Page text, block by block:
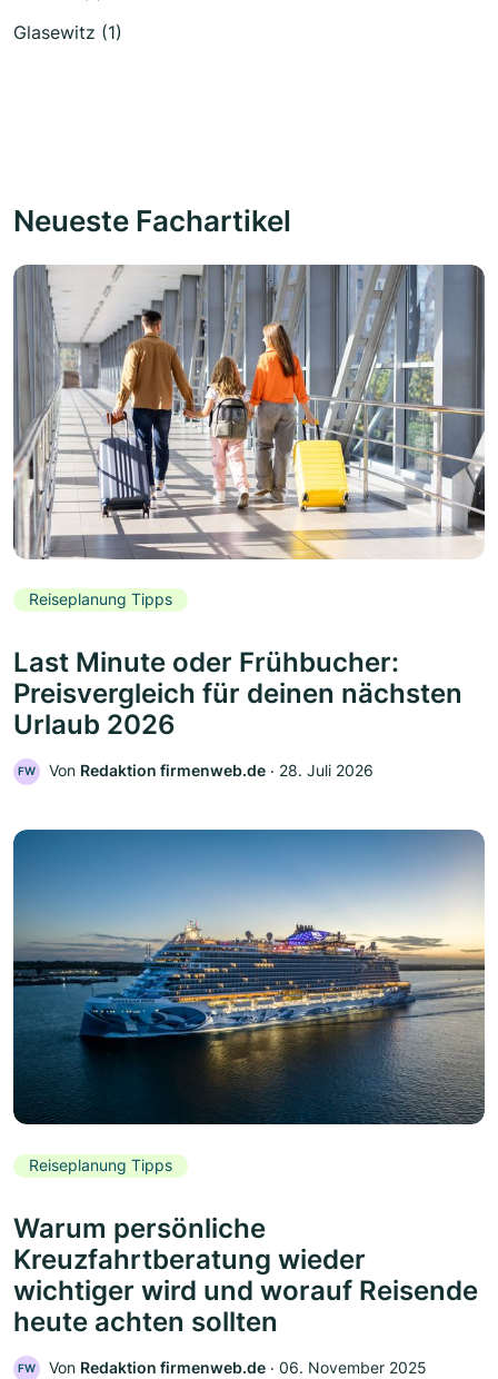
Glasewitz (1)
Neueste Fachartikel
Reiseplanung Tipps
Last Minute oder Frühbucher:
Preisvergleich für deinen nächsten
Urlaub 2026
FW Von Redaktion firmenweb.de ‧ 28. Juli 2026
Reiseplanung Tipps
Warum persönliche
Kreuzfahrtberatung wieder
wichtiger wird und worauf Reisende
heute achten sollten
FW Von Redaktion firmenweb.de ‧ 06. November 2025